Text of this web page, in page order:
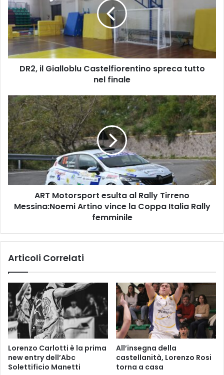
,
i
l
G
a
b
l
u
C
a
s
t
e
e
t
s
p
r
e
c
a
t
u
DR2, il Gialloblu Castelfiorentino spreca tutto
nel finale
A
R
T
M
o
t
o
r
s
e
u
a
R
a
l
l
y
ART Motorsport esulta al Rally Tirreno
Messina:Noemi Artino vince la Coppa Italia Rally
femminile
Articoli Correlati
Lorenzo Carlotti è la prima
new entry dell’Abc
Solettificio Manetti
All’insegna della
castellanità, Lorenzo Rosi
torna a casa